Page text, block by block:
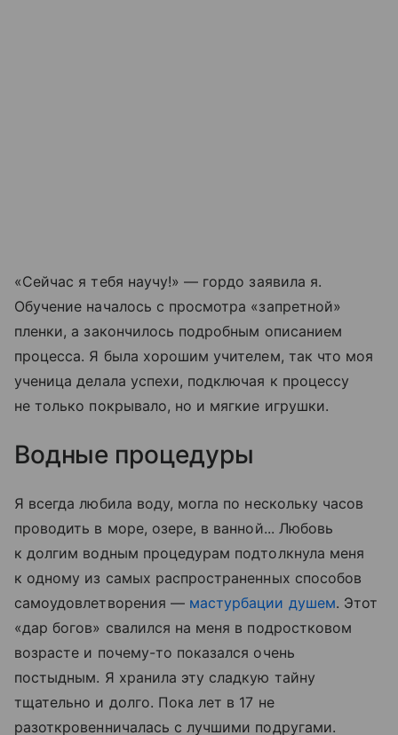
«Сейчас я тебя научу!» — гордо заявила я.
Обучение началось с просмотра «запретной»
пленки, а закончилось подробным описанием
процесса. Я была хорошим учителем, так что моя
ученица делала успехи, подключая к процессу
не только покрывало, но и мягкие игрушки.
Водные процедуры
Я всегда любила воду, могла по нескольку часов
проводить в море, озере, в ванной... Любовь
к долгим водным процедурам подтолкнула меня
к одному из самых распространенных способов
самоудовлетворения — мастурбации душем. Этот
«дар богов» свалился на меня в подростковом
возрасте и почему-то показался очень
постыдным. Я хранила эту сладкую тайну
тщательно и долго. Пока лет в 17 не
разоткровенничалась с лучшими подругами.